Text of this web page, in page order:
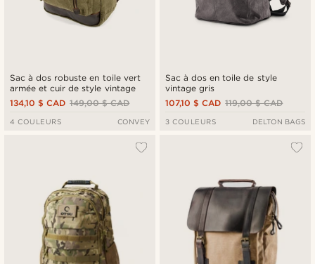
Sac à dos robuste en toile vert
armée et cuir de style vintage
149,00 $ CAD
134,10 $ CAD
4 COULEURS CONVEY
Sac à dos en toile de style
vintage gris
119,00 $ CAD
107,10 $ CAD
3 COULEURS DELTON BAGS